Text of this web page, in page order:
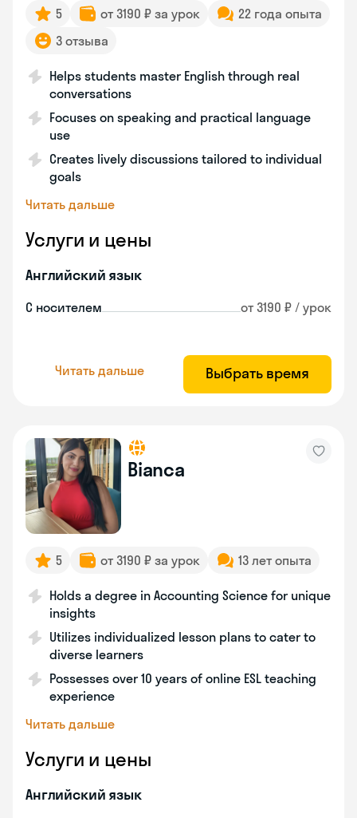
5 от 3190 ₽ за урок
22 года опыта
3 отзыва
Helps students master English through real
conversations
Focuses on speaking and practical language
use
Creates lively discussions tailored to individual
goals
Читать дальше
Услуги и цены
Английский язык
С носителем от 3190 ₽ / урок
Читать дальше Выбрать время
Bianca
5 от 3190 ₽ за урок 13 лет опыта
Holds a degree in Accounting Science for unique
insights
Utilizes individualized lesson plans to cater to
diverse learners
Possesses over 10 years of online ESL teaching
experience
Читать дальше
Услуги и цены
Английский язык